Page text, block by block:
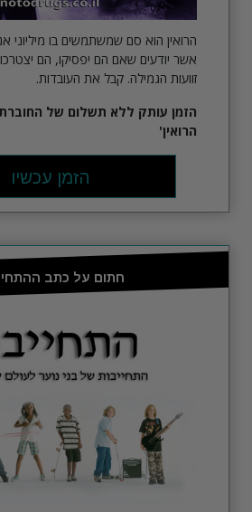
הרואין הוא סם שמשתמשים בו מיליוני
אשר יודעים שאם הם יפסיקו, הם
זוועות הגמילה. קבל את העובדות.
הזמן עותק ללא תשלום של
הרואין'
הזמן עכשיו
חתום על כתב